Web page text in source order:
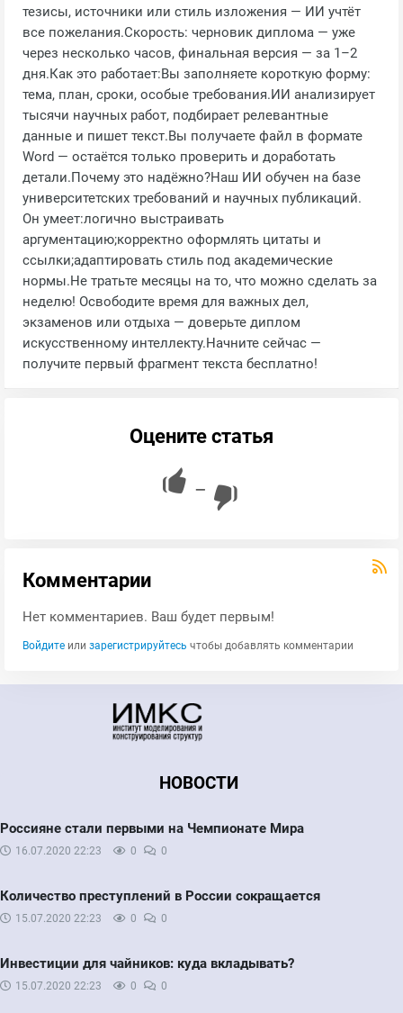
тезисы, источники или стиль изложения — ИИ учтёт
все пожелания.Скорость: черновик диплома — уже
через несколько часов, финальная версия — за 1–2
дня.Как это работает:Вы заполняете короткую форму:
тема, план, сроки, особые требования.ИИ анализирует
тысячи научных работ, подбирает релевантные
данные и пишет текст.Вы получаете файл в формате
Word — остаётся только проверить и доработать
детали.Почему это надёжно?Наш ИИ обучен на базе
университетских требований и научных публикаций.
Он умеет:логично выстраивать
аргументацию;корректно оформлять цитаты и
ссылки;адаптировать стиль под академические
нормы.Не тратьте месяцы на то, что можно сделать за
неделю! Освободите время для важных дел,
экзаменов или отдыха — доверьте диплом
искусственному интеллекту.Начните сейчас —
получите первый фрагмент текста бесплатно!
Оцените статья
—
Комментарии
Нет комментариев. Ваш будет первым!
Войдите или зарегистрируйтесь чтобы добавлять комментарии
НОВОСТИ
Россияне стали первыми на Чемпионате Мира
16.07.2020 22:23 0 0
Количество преступлений в России сокращается
15.07.2020 22:23 0 0
Инвестиции для чайников: куда вкладывать?
15.07.2020 22:23 0 0